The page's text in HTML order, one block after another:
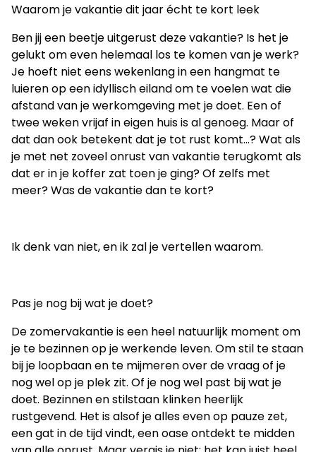
Waarom je vakantie dit jaar écht te kort leek
Ben jij een beetje uitgerust deze vakantie? Is het je
gelukt om even helemaal los te komen van je werk?
Je hoeft niet eens wekenlang in een hangmat te
luieren op een idyllisch eiland om te voelen wat die
afstand van je werkomgeving met je doet. Een of
twee weken vrijaf in eigen huis is al genoeg. Maar of
dat dan ook betekent dat je tot rust komt...? Wat als
je met net zoveel onrust van vakantie terugkomt als
dat er in je koffer zat toen je ging? Of zelfs met
meer? Was de vakantie dan te kort?
Ik denk van niet, en ik zal je vertellen waarom.
Pas je nog bij wat je doet?
De zomervakantie is een heel natuurlijk moment om
je te bezinnen op je werkende leven. Om stil te staan
bij je loopbaan en te mijmeren over de vraag of je
nog wel op je plek zit. Of je nog wel past bij wat je
doet. Bezinnen en stilstaan klinken heerlijk
rustgevend. Het is alsof je alles even op pauze zet,
een gat in de tijd vindt, een oase ontdekt te midden